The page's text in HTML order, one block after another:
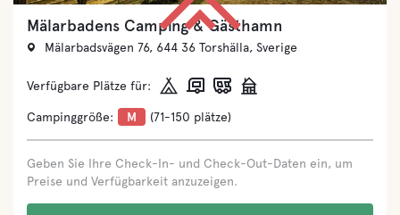
Stenåsa Stugor & Camping
Slagerstad 301, 386 62 Mörbylånga, Sverige
Verfügbare Plätze für:
Campinggröße: M (71-150 plätze)
Geben Sie Ihre Check-In- und Check-Out-Daten ein, um
Preise und Verfügbarkeit anzuzeigen.